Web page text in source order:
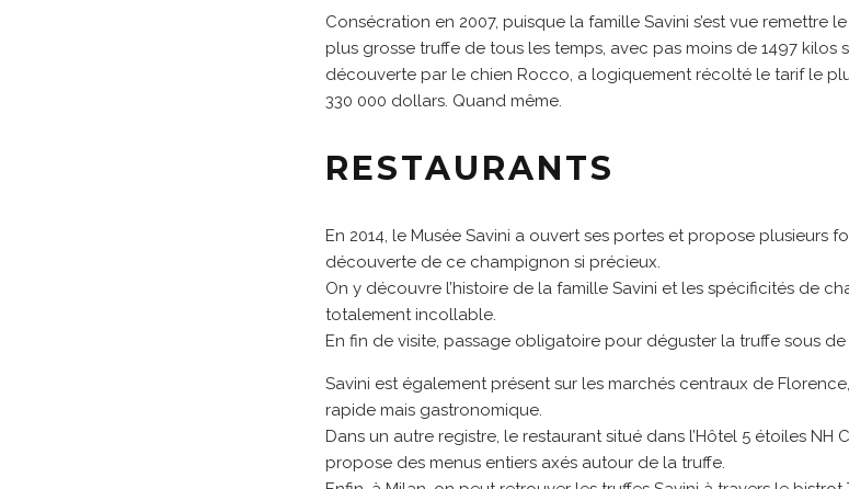
Consécration en 2007, puisque la famille Savini s’est vue remettre
plus grosse truffe de tous les temps, avec pas moins de 1497 kilos
découverte par le chien Rocco, a logiquement récolté le tarif le
330 000 dollars. Quand même.
RESTAURANTS
En 2014, le Musée Savini a ouvert ses portes et propose plusieurs
découverte de ce champignon si précieux.
On y découvre l’histoire de la famille Savini et les spécificités de
totalement incollable.
En fin de visite, passage obligatoire pour déguster la truffe sous
Savini est également présent sur les marchés centraux de
rapide mais gastronomique.
Dans un autre registre, le restaurant situé dans l’Hôtel 5 étoiles NH
propose des menus entiers axés autour de la truffe.